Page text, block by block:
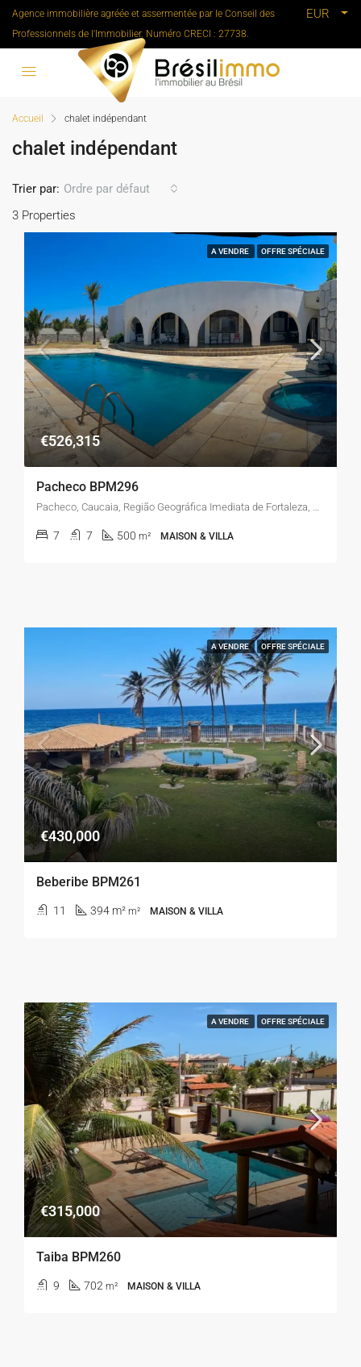
Agence immobilière agréée et assermentée par le Conseil des
Professionnels de l'Immobilier. Numéro CRECI : 27738.
EUR
Accueil chalet indépendant
chalet indépendant
3 Properties
Trier par: Ordre par défaut
A VENDRE OFFRE SPÉCIALE
€526,315
Pacheco BPM296
Pacheco, Caucaia, Região Geográfica Imediata de Fortaleza, Região Geográfica Intermediária de Fortaleza, Ceará, Região Nordeste, Brasil
7 7 500 m² MAISON & VILLA
A VENDRE OFFRE SPÉCIALE
€430,000
Beberibe BPM261
11 394 m² m² MAISON & VILLA
A VENDRE OFFRE SPÉCIALE
€315,000
Taiba BPM260
9 702 m² MAISON & VILLA